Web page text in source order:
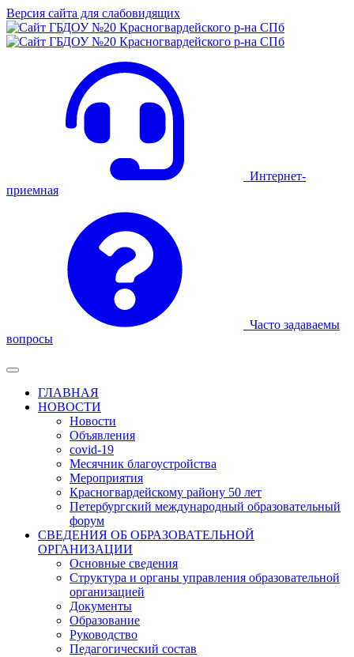
Версия сайта для слабовидящих
Интернет-
приемная
Часто задаваемы
вопросы
ГЛАВНАЯ
НОВОСТИ
Новости
Объявления
covid-19
Месячник благоустройства
Мероприятия
Красногвардейскому району 50 лет
Петербургский международный образовательный
форум
СВЕДЕНИЯ ОБ ОБРАЗОВАТЕЛЬНОЙ
ОРГАНИЗАЦИИ
Основные сведения
Структура и органы управления образовательной
организацией
Документы
Образование
Руководство
Педагогический состав